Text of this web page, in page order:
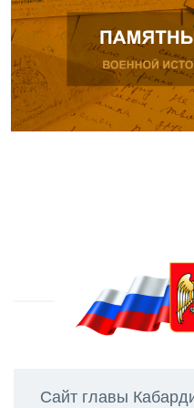
Сайт главы